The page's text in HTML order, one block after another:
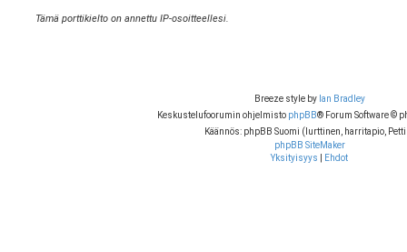
Tämä porttikielto on annettu IP-osoitteellesi.
Breeze style by Ian Bradley
Keskustelufoorumin ohjelmisto phpBB® Forum Software ©
Käännös: phpBB Suomi (lurttinen, harritapio,
phpBB SiteMaker
Yksityisyys
Ehdot